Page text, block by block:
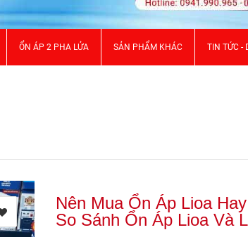
ỔN ÁP 2 PHA LỬA SẢN PHẨM KHÁC TIN TỨC -
Nên Mua Ổn Áp Lioa
So Sánh Ổn Áp Lioa Và